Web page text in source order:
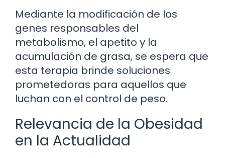
Mediante la modificación de los
genes responsables del
metabolismo, el apetito y la
acumulación de grasa, se espera que
esta terapia brinde soluciones
prometedoras para aquellos que
luchan con el control de peso.
Relevancia de la Obesidad
en la Actualidad